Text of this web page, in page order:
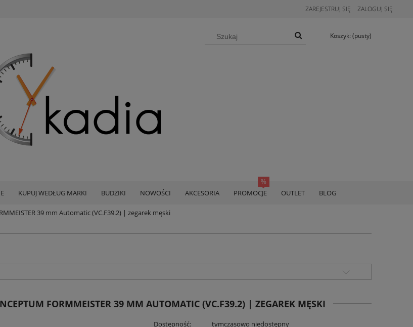
ZAREJESTRUJ SIĘ ZALOGUJ SIĘ
Koszyk: (pusty)
KUPUJ WEDŁUG MARKI BUDZIKI NOWOŚCI AKCESORIA PROMOCJE OUTLET BLOG
39 mm Automatic (VC.F39.2) | zegarek męski
FORMMEISTER 39 MM AUTOMATIC (VC.F39.2) | ZEGAREK MĘSKI
Dostępność: tymczasowo niedostępny